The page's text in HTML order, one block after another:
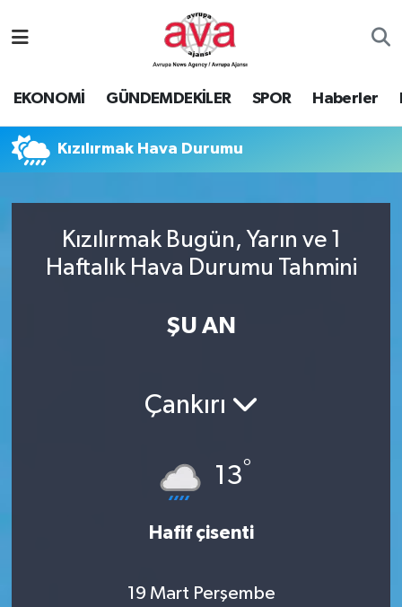
EKONOMİ GÜNDEMDEKİLER SPOR Haberler
Kızılırmak Hava Durumu
Kızılırmak Bugün, Yarın ve 1
Haftalık Hava Durumu Tahmini
ŞU AN
Çankırı
13°
Hafif çisenti
19 Mart Perşembe
Nöbetçi Eczaneler
Namaz Vakitleri
Trafik Durumu
Süper Lig Puan Durumu ve Fikstür